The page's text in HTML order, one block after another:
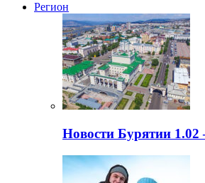
Регион
Новости Бурятии